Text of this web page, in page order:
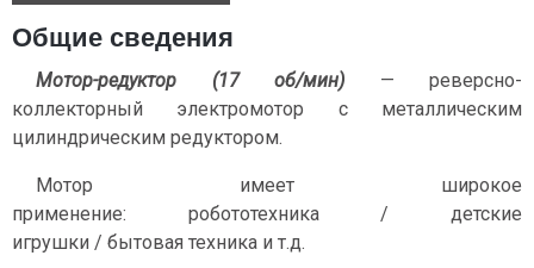
Общие сведения
Мотор-редуктор (17 об/мин) — реверсно-
коллекторный электромотор с металлическим
цилиндрическим редуктором.
Мотор имеет широкое
применение: робототехника / детские
игрушки / бытовая техника и т.д.